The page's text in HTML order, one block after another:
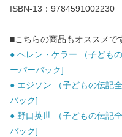
ISBN-13：9784591002230
■こちらの商品もオススメで
● ヘレン・ケラー （子ども
ーパーバック]
● エジソン （子どもの伝記
バック]
● 野口英世 （子どもの伝記
バック]